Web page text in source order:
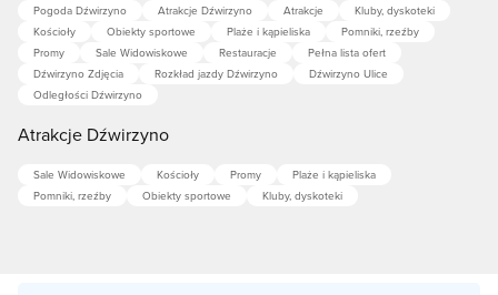
Pogoda Dźwirzyno
Atrakcje Dźwirzyno Atrakcje
Kluby, dyskoteki
Kościoły
Obiekty sportowe Plaże i kąpieliska
Pomniki, rzeźby
Promy
Sale Widowiskowe Restauracje
Pełna lista ofert
Dźwirzyno Zdjęcia
Rozkład jazdy Dźwirzyno
Dźwirzyno Ulice
Odległości Dźwirzyno
Atrakcje Dźwirzyno
Sale Widowiskowe Kościoły Promy
Plaże i kąpieliska
Pomniki, rzeźby
Obiekty sportowe Kluby, dyskoteki